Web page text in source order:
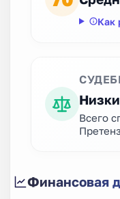
Как
Всего
Финансовая